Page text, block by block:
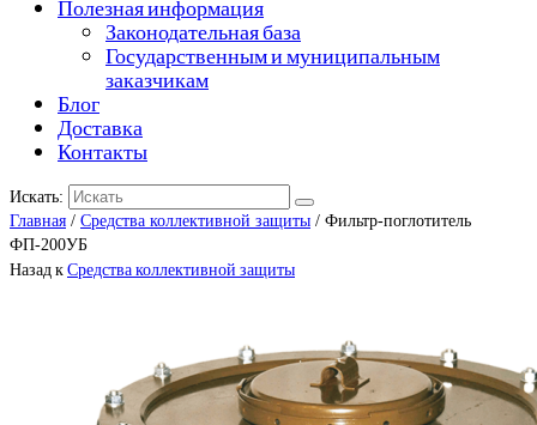
Полезная информация
Законодательная база
Государственным и муниципальным
заказчикам
Блог
Доставка
Контакты
Искать:
Главная / Средства коллективной защиты / Фильтр-поглотитель
ФП-200УБ
Назад кСредства коллективной защиты